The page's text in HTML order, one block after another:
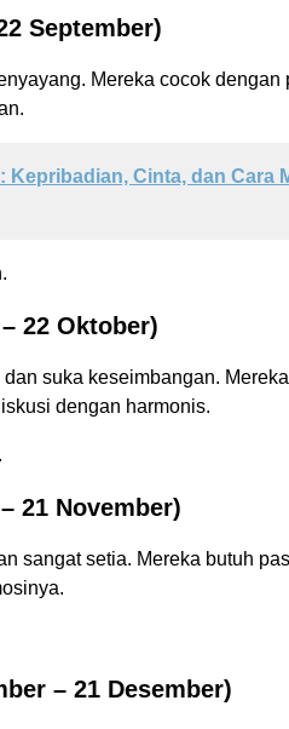
September)
Mereka cocok dengan
Kepribadian, Cinta, dan Cara
22 Oktober)
suka keseimbangan.
dengan harmonis.
21 November)
sangat setia. Mereka butuh
– 21 Desember)